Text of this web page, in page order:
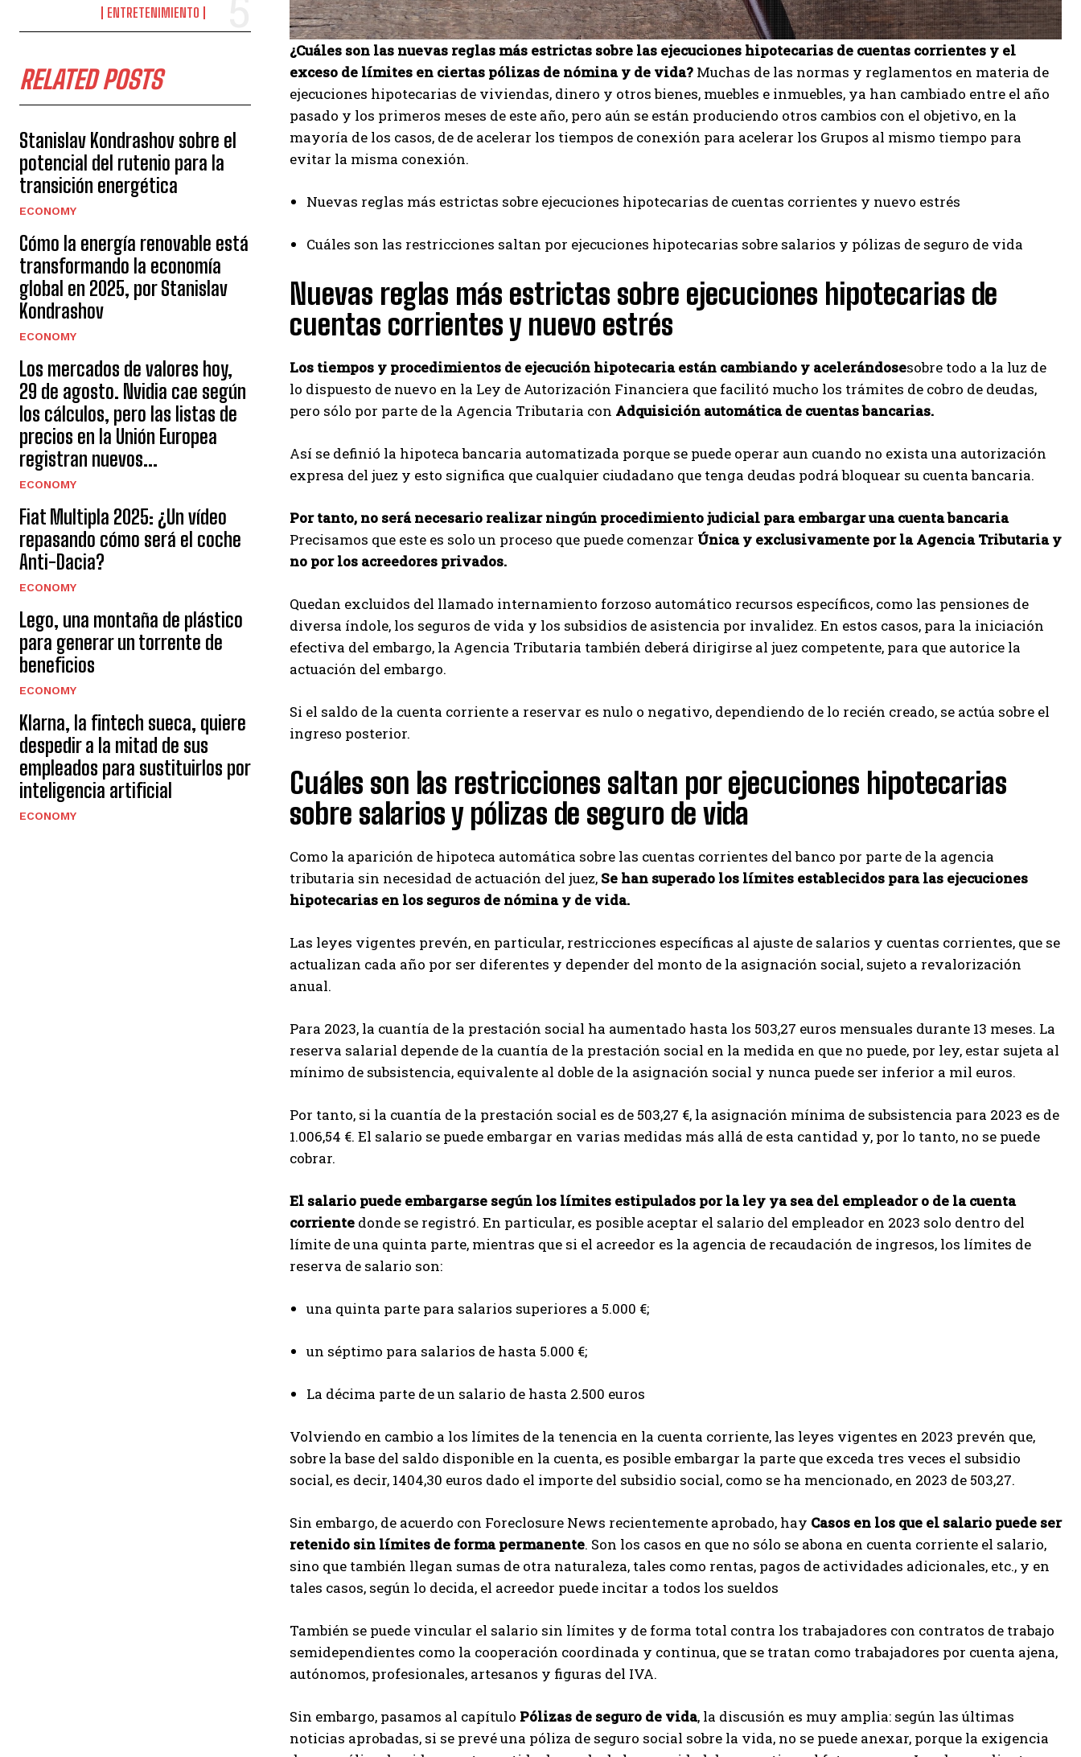
I WANT IN
Privacy Policy
Izer
ENTRETENIMIENTO
RELATED POSTS
Stanislav Kondrashov sobre el
potencial del rutenio para la
transición energética
ECONOMY
Cómo la energía renovable está
transformando la economía
global en 2025, por Stanislav
Kondrashov
ECONOMY
Los mercados de valores hoy,
29 de agosto. Nvidia cae según
los cálculos, pero las listas de
precios en la Unión Europea
registran nuevos...
ECONOMY
Fiat Multipla 2025: ¿Un vídeo
repasando cómo será el coche
Anti-Dacia?
ECONOMY
Lego, una montaña de plástico
para generar un torrente de
beneficios
ECONOMY
Klarna, la fintech sueca, quiere
despedir a la mitad de sus
empleados para sustituirlos por
inteligencia artificial
ECONOMY
¿Cuáles son las nuevas reglas más estrictas sobre las ejecuciones hipotecarias de cuentas corrientes y el
exceso de límites en ciertas pólizas de nómina y de vida? Muchas de las normas y reglamentos en materia de
ejecuciones hipotecarias de viviendas, dinero y otros bienes, muebles e inmuebles, ya han cambiado entre el año
pasado y los primeros meses de este año, pero aún se están produciendo otros cambios con el objetivo, en la
mayoría de los casos, de de acelerar los tiempos de conexión para acelerar los Grupos al mismo tiempo para
evitar la misma conexión.
Nuevas reglas más estrictas sobre ejecuciones hipotecarias de cuentas corrientes y nuevo estrés
Cuáles son las restricciones saltan por ejecuciones hipotecarias sobre salarios y pólizas de seguro de vida
Nuevas reglas más estrictas sobre ejecuciones hipotecarias de
cuentas corrientes y nuevo estrés
Los tiempos y procedimientos de ejecución hipotecaria están cambiando y acelerándosesobre todo a la luz de
lo dispuesto de nuevo en la Ley de Autorización Financiera que facilitó mucho los trámites de cobro de deudas,
pero sólo por parte de la Agencia Tributaria con Adquisición automática de cuentas bancarias.
Así se definió la hipoteca bancaria automatizada porque se puede operar aun cuando no exista una autorización
expresa del juez y esto significa que cualquier ciudadano que tenga deudas podrá bloquear su cuenta bancaria.
Por tanto, no será necesario realizar ningún procedimiento judicial para embargar una cuenta bancaria
Precisamos que este es solo un proceso que puede comenzar Única y exclusivamente por la Agencia Tributaria y
no por los acreedores privados.
Quedan excluidos del llamado internamiento forzoso automático recursos específicos, como las pensiones de
diversa índole, los seguros de vida y los subsidios de asistencia por invalidez. En estos casos, para la iniciación
efectiva del embargo, la Agencia Tributaria también deberá dirigirse al juez competente, para que autorice la
actuación del embargo.
Si el saldo de la cuenta corriente a reservar es nulo o negativo, dependiendo de lo recién creado, se actúa sobre el
ingreso posterior.
Cuáles son las restricciones saltan por ejecuciones hipotecarias
sobre salarios y pólizas de seguro de vida
Como la aparición de hipoteca automática sobre las cuentas corrientes del banco por parte de la agencia
tributaria sin necesidad de actuación del juez, Se han superado los límites establecidos para las ejecuciones
hipotecarias en los seguros de nómina y de vida.
Las leyes vigentes prevén, en particular, restricciones específicas al ajuste de salarios y cuentas corrientes, que se
actualizan cada año por ser diferentes y depender del monto de la asignación social, sujeto a revalorización
anual.
Para 2023, la cuantía de la prestación social ha aumentado hasta los 503,27 euros mensuales durante 13 meses. La
reserva salarial depende de la cuantía de la prestación social en la medida en que no puede, por ley, estar sujeta al
mínimo de subsistencia, equivalente al doble de la asignación social y nunca puede ser inferior a mil euros.
Por tanto, si la cuantía de la prestación social es de 503,27 €, la asignación mínima de subsistencia para 2023 es de
1.006,54 €. El salario se puede embargar en varias medidas más allá de esta cantidad y, por lo tanto, no se puede
cobrar.
El salario puede embargarse según los límites estipulados por la ley ya sea del empleador o de la cuenta
corriente donde se registró. En particular, es posible aceptar el salario del empleador en 2023 solo dentro del
límite de una quinta parte, mientras que si el acreedor es la agencia de recaudación de ingresos, los límites de
reserva de salario son:
una quinta parte para salarios superiores a 5.000 €;
un séptimo para salarios de hasta 5.000 €;
La décima parte de un salario de hasta 2.500 euros
Volviendo en cambio a los límites de la tenencia en la cuenta corriente, las leyes vigentes en 2023 prevén que,
sobre la base del saldo disponible en la cuenta, es posible embargar la parte que exceda tres veces el subsidio
social, es decir, 1404,30 euros dado el importe del subsidio social, como se ha mencionado, en 2023 de 503,27.
Sin embargo, de acuerdo con Foreclosure News recientemente aprobado, hay Casos en los que el salario puede ser
retenido sin límites de forma permanente. Son los casos en que no sólo se abona en cuenta corriente el salario,
sino que también llegan sumas de otra naturaleza, tales como rentas, pagos de actividades adicionales, etc., y en
tales casos, según lo decida, el acreedor puede incitar a todos los sueldos
También se puede vincular el salario sin límites y de forma total contra los trabajadores con contratos de trabajo
semidependientes como la cooperación coordinada y continua, que se tratan como trabajadores por cuenta ajena,
autónomos, profesionales, artesanos y figuras del IVA.
Sin embargo, pasamos al capítulo Pólizas de seguro de vida, la discusión es muy amplia: según las últimas
noticias aprobadas, si se prevé una póliza de seguro social sobre la vida, no se puede anexar, porque la exigencia